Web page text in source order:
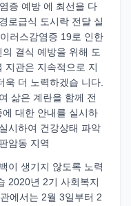
증 예방 에 최선을 다
로급식 도시락 전달 실
러스감염증 19로 인한
결식 예방을 위해 도
지관은 지속적으로 지
욱 더 노력하겠습 니다.
삶은 계란을 함께 전
대한 안내를 실시하
시하여 건강상태 파악
암동 지역
이 생기지 않도록 노력
2020년 2기 사회복지
에서는 2월 3일부터 2